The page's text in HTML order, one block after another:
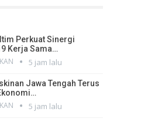
Perkuat Sinergi
Kerja Sama…
5 jam lalu
Jawa Tengah Terus
5 jam lalu